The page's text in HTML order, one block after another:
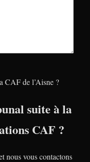
CAF de l’Aisne ?
suite à la
CAF ?
nous vous contactons